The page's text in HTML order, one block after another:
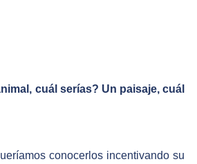
cuál serías? Un paisaje, cuál
conocerlos incentivando su